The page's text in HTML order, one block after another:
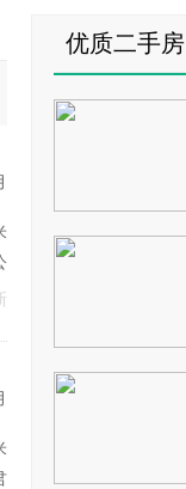
优质二手房